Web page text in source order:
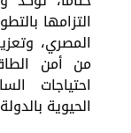
التزامها
المصري،
من أمن
احتياجات
الحيوية